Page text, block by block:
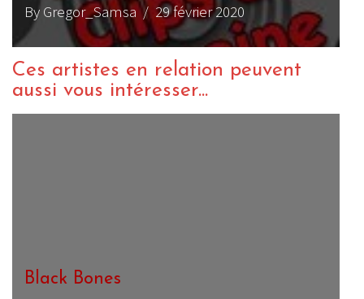
By Gregor_Samsa/ 29 février 2020
Ces artistes en relation peuvent
aussi vous intéresser...
Dukes of Paris